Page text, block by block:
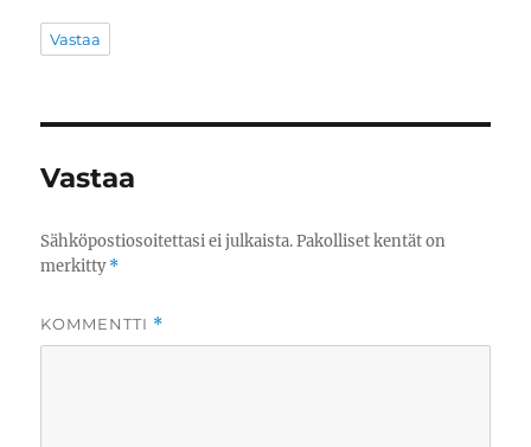
Vastaa
Vastaa
Sähköpostiosoitettasi ei julkaista. Pakolliset kentät on
merkitty*
KOMMENTTI *